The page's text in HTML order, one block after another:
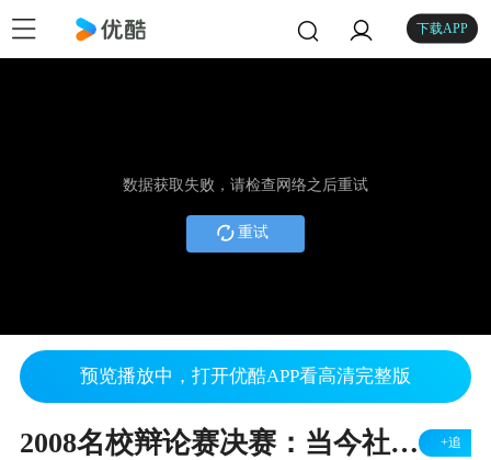
下载APP
数据获取失败，请检查网络之后重试
重试
预览播放中，打开优酷APP看高清完整版
2008名校辩论赛决赛：当今社会，学历和能力哪个更重要？ +追